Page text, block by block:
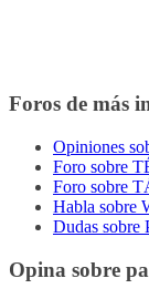
Foros de más
Opiniones
Foro sobre
Foro sobre
Habla sobre
Dudas sobre
Opina sobre